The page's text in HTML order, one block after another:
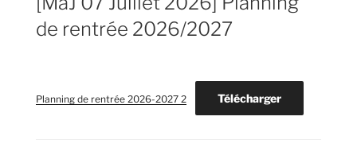
de rentrée 2026/2027
Planning de rentrée 2026-2027 2 Télécharger